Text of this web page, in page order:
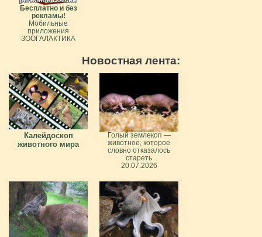
Бесплатно и без
рекламы!
Мобильные
приложения
ЗООГАЛАКТИКА
Новостная лента:
Калейдоскоп
животного мира
Голый землекоп —
животное, которое
словно отказалось
стареть
20.07.2026